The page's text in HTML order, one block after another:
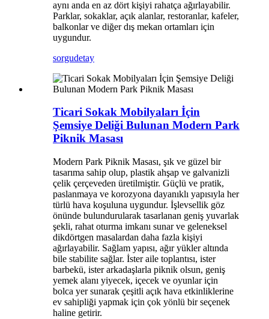
aynı anda en az dört kişiyi rahatça ağırlayabilir.
Parklar, sokaklar, açık alanlar, restoranlar, kafeler,
balkonlar ve diğer dış mekan ortamları için
uygundur.
sorgudetay
Ticari Sokak Mobilyaları İçin
Şemsiye Deliği Bulunan Modern Park
Piknik Masası
Modern Park Piknik Masası, şık ve güzel bir
tasarıma sahip olup, plastik ahşap ve galvanizli
çelik çerçeveden üretilmiştir. Güçlü ve pratik,
paslanmaya ve korozyona dayanıklı yapısıyla her
türlü hava koşuluna uygundur. İşlevsellik göz
önünde bulundurularak tasarlanan geniş yuvarlak
şekli, rahat oturma imkanı sunar ve geleneksel
dikdörtgen masalardan daha fazla kişiyi
ağırlayabilir. Sağlam yapısı, ağır yükler altında
bile stabilite sağlar. İster aile toplantısı, ister
barbekü, ister arkadaşlarla piknik olsun, geniş
yemek alanı yiyecek, içecek ve oyunlar için
bolca yer sunarak çeşitli açık hava etkinliklerine
ev sahipliği yapmak için çok yönlü bir seçenek
haline getirir.